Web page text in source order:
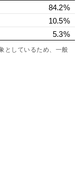
84.2%
10.5%
5.3%
としているため、一般